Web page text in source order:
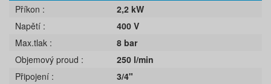
Příkon
2,2 kW
Napětí
400 V
Max.tlak
8 bar
Objemový proud
250 l/min
Připojení
3/4"